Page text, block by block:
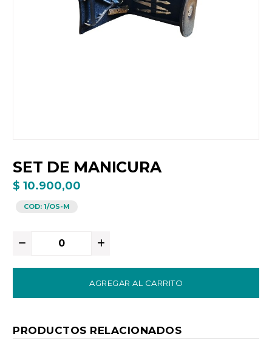
SET DE MANICURA
$ 10.900,00
COD: 1/OS-M
AGREGAR AL CARRITO
PRODUCTOS RELACIONADOS